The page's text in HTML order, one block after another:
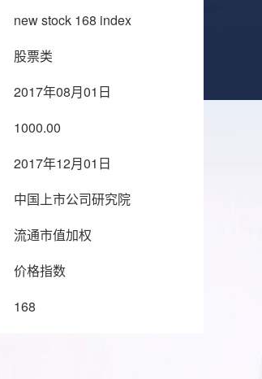
new stock 168 index
股票类
2017年08月01日
1000.00
2017年12月01日
中国上市公司研究院
流通市值加权
价格指数
168